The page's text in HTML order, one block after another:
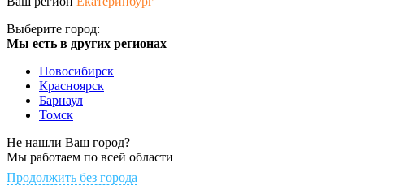
Выберите город:
Мы есть в других регионах
Новосибирск
Красноярск
Барнаул
Томск
Не нашли Ваш город?
Мы работаем по всей области
Продолжить без города